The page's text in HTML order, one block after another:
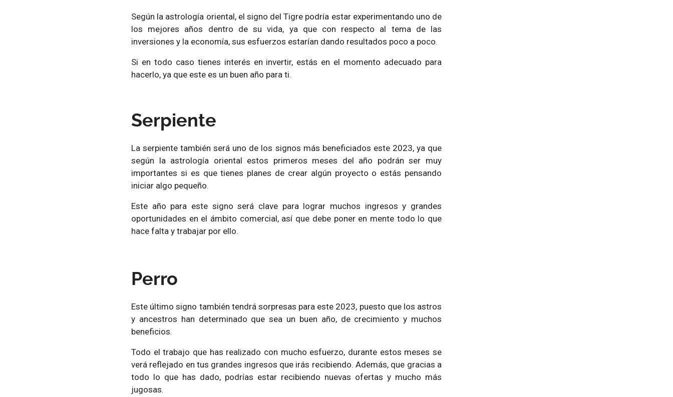
Según la astrología oriental, el signo del Tigre podría estar experimentando uno de
los mejores años dentro de su vida, ya que con respecto al tema de las
inversiones y la economía, sus esfuerzos estarían dando resultados poco a poco.
Si en todo caso tienes interés en invertir, estás en el momento adecuado para
hacerlo, ya que este es un buen año para ti.
Serpiente
La serpiente también será uno de los signos más beneficiados este 2023, ya que
según la astrología oriental estos primeros meses del año podrán ser muy
importantes si es que tienes planes de crear algún proyecto o estás pensando
iniciar algo pequeño.
Este año para este signo será clave para lograr muchos ingresos y grandes
oportunidades en el ámbito comercial, así que debe poner en mente todo lo que
hace falta y trabajar por ello.
Perro
Este último signo también tendrá sorpresas para este 2023, puesto que los astros
y ancestros han determinado que sea un buen año, de crecimiento y muchos
beneficios.
Todo el trabajo que has realizado con mucho esfuerzo, durante estos meses se
verá reflejado en tus grandes ingresos que irás recibiendo. Además, que gracias a
todo lo que has dado, podrías estar recibiendo nuevas ofertas y mucho más
jugosas.